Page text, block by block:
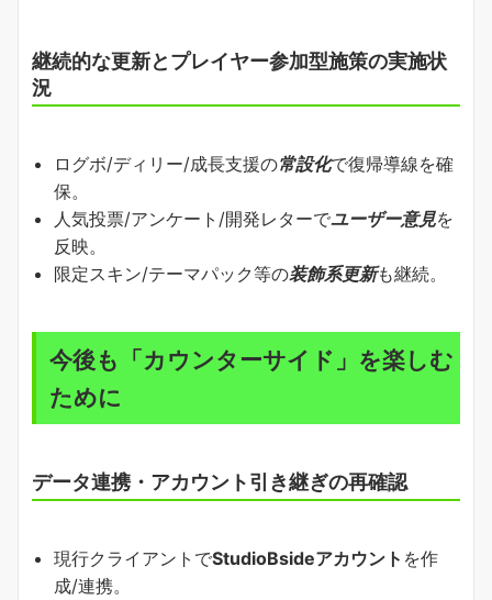
継続的な更新とプレイヤー参加型施策の実施状
況
ログボ/ディリー/成長支援の常設化で復帰導線を確
保。
人気投票/アンケート/開発レターでユーザー意見を
反映。
限定スキン/テーマパック等の装飾系更新も継続。
今後も「カウンターサイド」を楽しむ
ために
データ連携・アカウント引き継ぎの再確認
現行クライアントでStudioBsideアカウント を作
成/連携。